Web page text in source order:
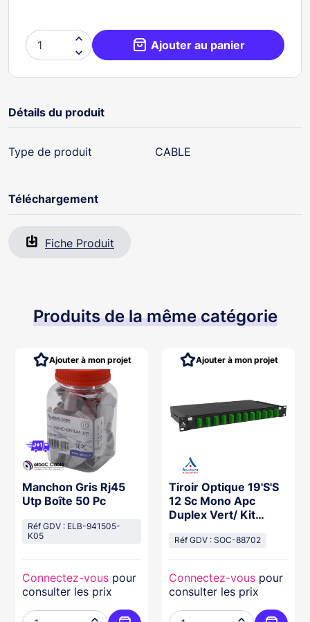

 Ajouter au panier
Détails du produit
Type de produit CABLE
Téléchargement
Fiche Produit
Produits de la même catégorie
Manchon Gris Rj45
Utp Boîte 50 Pc
Réf GDV : ELB-941505-
K05
Connectez-vous pour
consulter les prix
Ajouter à mon projet
Tiroir Optique 19'S'S
12 Sc Mono Apc
Duplex Vert/ Kit
Réf GDV : SOC-88702
Connectez-vous pour
consulter les prix
Ajouter à mon projet